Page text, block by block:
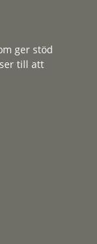
ger stöd
till att